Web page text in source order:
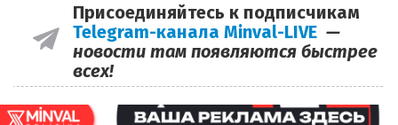
Присоединяйтесь к подписчикам
Telegram-канала Minval-LIVE —
новости там появляются быстрее
всех!